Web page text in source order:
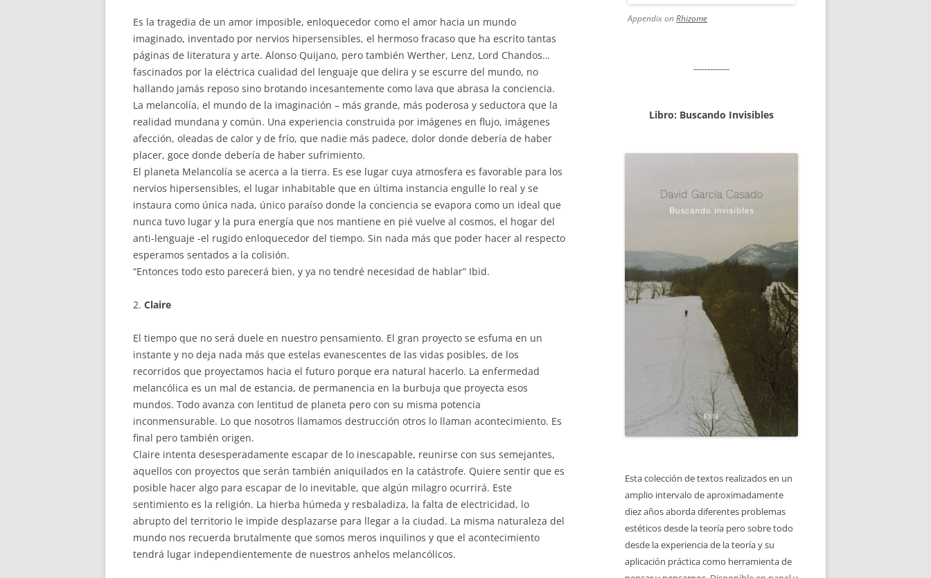
Es la tragedia de un amor imposible, enloquecedor como el amor hacia un mundo
imaginado, inventado por nervios hipersensibles, el hermoso fracaso que ha escrito tantas
páginas de literatura y arte. Alonso Quijano, pero también Werther, Lenz, Lord Chandos…
fascinados por la eléctrica cualidad del lenguaje que delira y se escurre del mundo, no
hallando jamás reposo sino brotando incesantemente como lava que abrasa la conciencia.
La melancolía, el mundo de la imaginación – más grande, más poderosa y seductora que la
realidad mundana y común. Una experiencia construida por imágenes en flujo, imágenes
afección, oleadas de calor y de frío, que nadie más padece, dolor donde debería de haber
placer, goce donde debería de haber sufrimiento.
El planeta Melancolía se acerca a la tierra. Es ese lugar cuya atmosfera es favorable para los
nervios hipersensibles, el lugar inhabitable que en última instancia engulle lo real y se
instaura como única nada, único paraíso donde la conciencia se evapora como un ideal que
nunca tuvo lugar y la pura energía que nos mantiene en pié vuelve al cosmos, el hogar del
anti-lenguaje -el rugido enloquecedor del tiempo. Sin nada más que poder hacer al respecto
esperamos sentados a la colisión.
“Entonces todo esto parecerá bien, y ya no tendré necesidad de hablar” Ibid.
2. Claire
El tiempo que no será duele en nuestro pensamiento. El gran proyecto se esfuma en un
instante y no deja nada más que estelas evanescentes de las vidas posibles, de los
recorridos que proyectamos hacia el futuro porque era natural hacerlo. La enfermedad
melancólica es un mal de estancia, de permanencia en la burbuja que proyecta esos
mundos. Todo avanza con lentitud de planeta pero con su misma potencia
inconmensurable. Lo que nosotros llamamos destrucción otros lo llaman acontecimiento. Es
final pero también origen.
Claire intenta desesperadamente escapar de lo inescapable, reunirse con sus semejantes,
aquellos con proyectos que serán también aniquilados en la catástrofe. Quiere sentir que es
posible hacer algo para escapar de lo inevitable, que algún milagro ocurrirá. Este
sentimiento es la religión. La hierba húmeda y resbaladiza, la falta de electricidad, lo
abrupto del territorio le impide desplazarse para llegar a la ciudad. La misma naturaleza del
mundo nos recuerda brutalmente que somos meros inquilinos y que el acontecimiento
tendrá lugar independientemente de nuestros anhelos melancólicos.
Appendix onRhizome
-------------
Libro: Buscando Invisibles
Esta colección de textos realizados en un
amplio intervalo de aproximadamente
diez años aborda diferentes problemas
estéticos desde la teoría pero sobre todo
desde la experiencia de la teoría y su
aplicación práctica como herramienta de